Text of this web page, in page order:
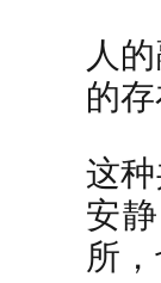
人
的
这
安
所